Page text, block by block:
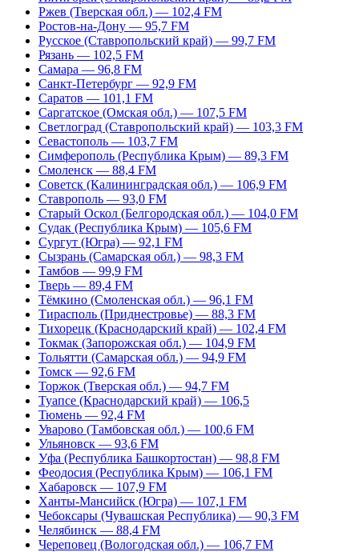
Ржев (Тверская обл.) — 102,4 FM
Ростов-на-Дону — 95,7 FM
Русское (Ставропольский край) — 99,7 FM
Рязань — 102,5 FM
Самара — 96,8 FM
Санкт-Петербург — 92,9 FM
Саратов — 101,1 FM
Саргатское (Омская обл.) — 107,5 FM
Светлоград (Ставропольский край) — 103,3 FM
Севастополь — 103,7 FM
Симферополь (Республика Крым) — 89,3 FM
Смоленск — 88,4 FM
Советск (Калининградская обл.) — 106,9 FM
Ставрополь — 93,0 FM
Старый Оскол (Белгородская обл.) — 104,0 FM
Судак (Республика Крым) — 105,6 FM
Сургут (Югра) — 92,1 FM
Сызрань (Самарская обл.) — 98,3 FM
Тамбов — 99,9 FM
Тверь — 89,4 FM
Тёмкино (Смоленская обл.) — 96,1 FM
Тирасполь (Приднестровье) — 88,3 FM
Тихорецк (Краснодарский край) — 102,4 FM
Токмак (Запорожская обл.) — 104,9 FM
Тольятти (Самарская обл.) — 94,9 FM
Томск — 92,6 FM
Торжок (Тверская обл.) — 94,7 FM
Туапсе (Краснодарский край) — 106,5
Тюмень — 92,4 FM
Уварово (Тамбовская обл.) — 100,6 FM
Ульяновск — 93,6 FM
Уфа (Республика Башкортостан) — 98,8 FM
Феодосия (Республика Крым) — 106,1 FM
Хабаровск — 107,9 FM
Ханты-Мансийск (Югра) — 107,1 FM
Чебоксары (Чувашская Республика) — 90,3 FM
Челябинск — 88,4 FM
Череповец (Вологодская обл.) — 106,7 FM